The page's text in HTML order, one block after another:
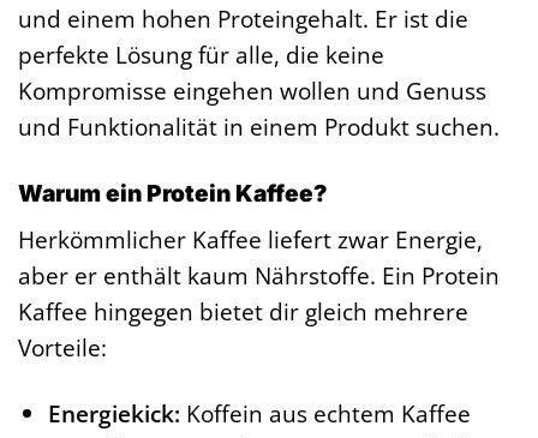
und einem hohen Proteingehalt. Er ist die
perfekte Lösung für alle, die keine
Kompromisse eingehen wollen und Genuss
und Funktionalität in einem Produkt suchen.
Warum ein Protein Kaffee?
Herkömmlicher Kaffee liefert zwar Energie,
aber er enthält kaum Nährstoffe. Ein Protein
Kaffee hingegen bietet dir gleich mehrere
Vorteile:
Energiekick: Koffein aus echtem Kaffee